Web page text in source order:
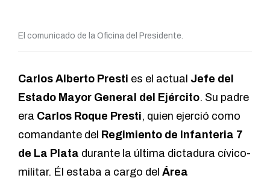
El comunicado de la Oficina del Presidente.
Carlos Alberto Presti es el actual Jefe del
Estado Mayor General del Ejército. Su padre
era Carlos Roque Presti, quien ejerció como
comandante del Regimiento de Infanteria 7
de La Plata durante la última dictadura cívico-
militar. Él estaba a cargo del Área